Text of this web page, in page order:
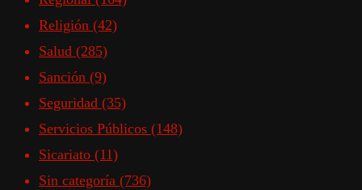
Religión (42)
Salud (285)
Sanción (9)
Seguridad (35)
Servicios Públicos (148)
Sicariato (11)
Sin categoría (736)